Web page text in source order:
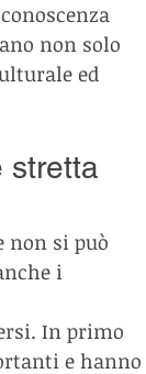
non solo
ed
stretta
non si può
i
In primo
e hanno